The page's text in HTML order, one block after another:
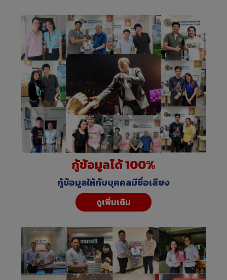
กู้ข้อมูลได้ 100%
กู้ข้อมูลให้กับบุคคลมีชื่อเสียง
ดูเพิ่มเติม